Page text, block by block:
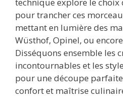
pour trancher ces
mettant en lumière des
Wüsthof, Opinel, ou
Disséquons ensemble les
incontournables et les
pour une découpe
confort et maîtrise